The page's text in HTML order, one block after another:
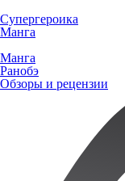
Супергероика
Манга
Манга
Ранобэ
Обзоры и рецензии